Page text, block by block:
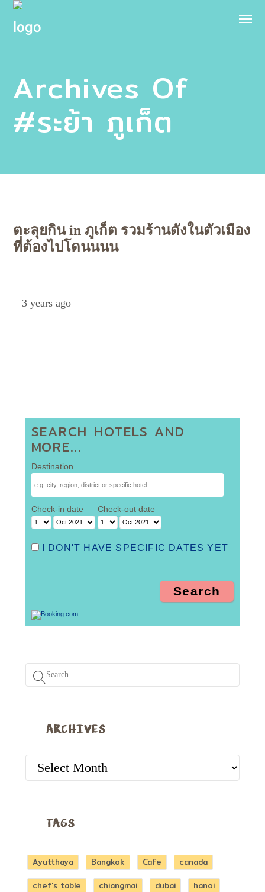
Archives Of
#ระย้า ภูเก็ต
ตะลุยกิน in ภูเก็ต รวมร้านดังในตัวเมือง
ที่ต้องไปโดนนนน
3 years ago
SEARCH HOTELS AND
MORE...
Destination
Check-in date Check-out date
I DON'T HAVE SPECIFIC DATES YET
ARCHIVES
TAGS
Ayutthaya Bangkok Cafe
canada
chef's table
chiangmai dubai
hanoi